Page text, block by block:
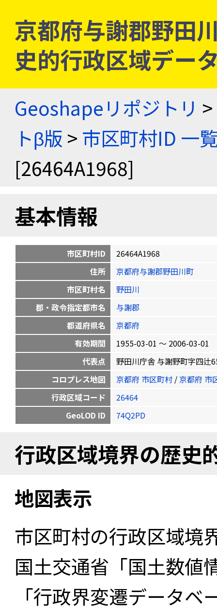
京都府与謝郡野田
史的行政区域デー
Geoshapeリポジトリ >
トβ版 > 市区町村ID 一
[26464A1968]
基本情報
市区町村ID
26464A1968
住所
京都府与謝郡野田川町
市区町村名
野田川
郡・政令指定都市名
与謝郡
都道府県名
京都府
有効期間
1955-03-01 〜 2006-03-01
代表点
野田川庁舎 与謝野町字四辻
コロプレス地図
京都府 市区町村 /京都府 市
行政区域コード
26464
GeoLOD ID
74Q2PD
行政区域境界の歴史
地図表示
市区町村の行政区域境
国土交通省「国土数値
「行政界変遷データ